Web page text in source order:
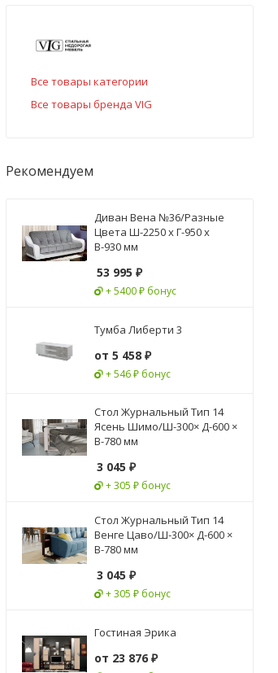
Новинка
Феникс/Разные Цвета
Ш-2250 х Г-900 х В-910 мм
Новинка
Все товары категории
Все товары бренда VIG
Рекомендуем
Диван Вена №36/Разные
Цвета Ш-2250 х Г-950 х
В-930 мм
53 995 ₽
+ 5400 ₽ бонус
Тумба Либерти 3
от 5 458 ₽
+ 546 ₽ бонус
Стол Журнальный Тип 14
Ясень Шимо/Ш-300× Д-600 ×
В-780 мм
3 045 ₽
+ 305 ₽ бонус
Стол Журнальный Тип 14
Венге Цаво/Ш-300× Д-600 ×
В-780 мм
3 045 ₽
+ 305 ₽ бонус
Гостиная Эрика
от 23 876 ₽